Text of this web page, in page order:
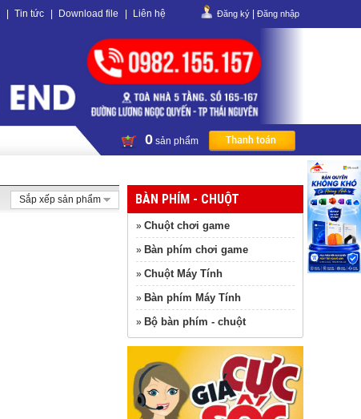
Tin tức Download file Liên hệ Đăng ký Đăng nhập
0 sản phẩm
Sắp xếp sản phẩm BÀN PHÍM - CHUỘT
» Chuột chơi game
» Bàn phím chơi game
» Chuột Máy Tính
» Bàn phím Máy Tính
» Bộ bàn phím - chuột